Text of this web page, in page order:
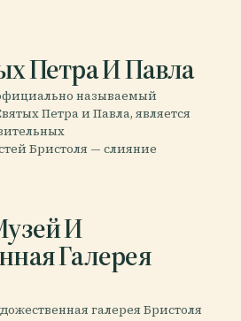
Петра И Павла
называемый
Петра и Павла, является
Бристоля — слияние
И
Галерея
галерея Бристоля